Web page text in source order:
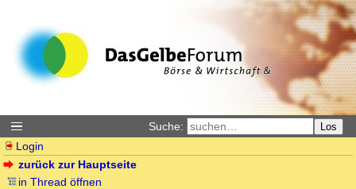
Suche: Los
Login
zurück zur Hauptseite
in Thread öffnen